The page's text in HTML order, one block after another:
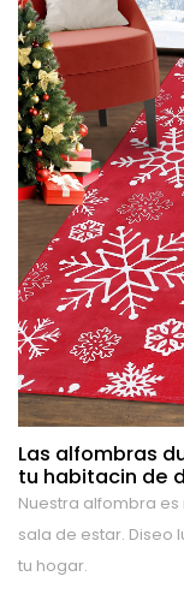
Las alfombras
tu habitacin de
Nuestra alfombra
sala de estar. Diseo
tu hogar.